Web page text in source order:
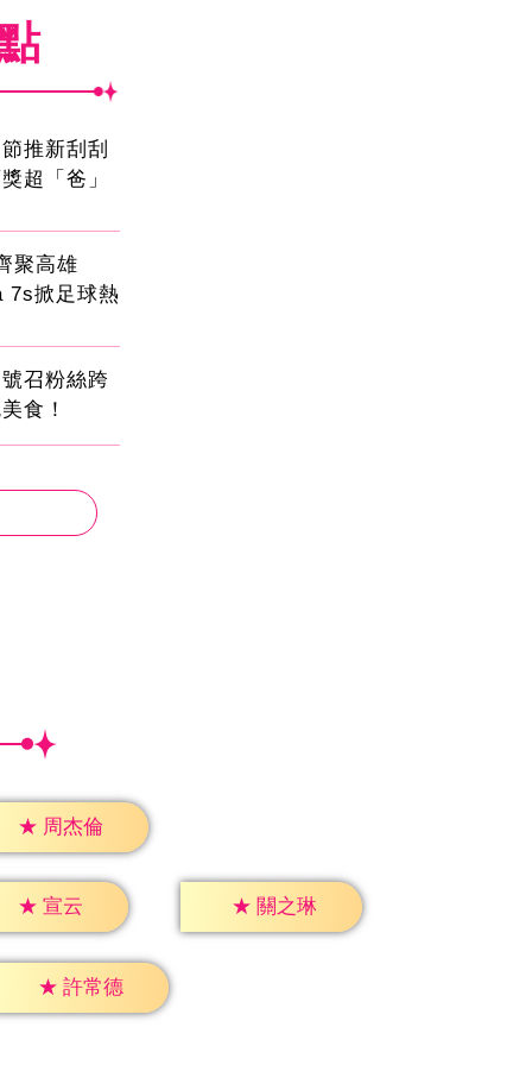
推新刮刮
超「爸」
聚高雄
7s掀足球熱
召粉絲跨
食！
★ 周杰倫
★ 宣云 ★ 關之琳
★ 許常德